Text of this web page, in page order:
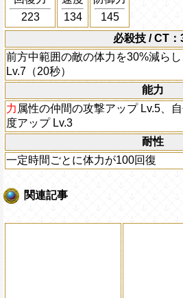
223
134
145
必殺技 / CT：
前方中範囲の敵の体力を30%減ら
Lv.7（20秒）
能力
力 属性の仲間の攻撃アップ Lv.5、
度アップ Lv.3
耐性
一定時間ごとに体力が100回復
関連記事